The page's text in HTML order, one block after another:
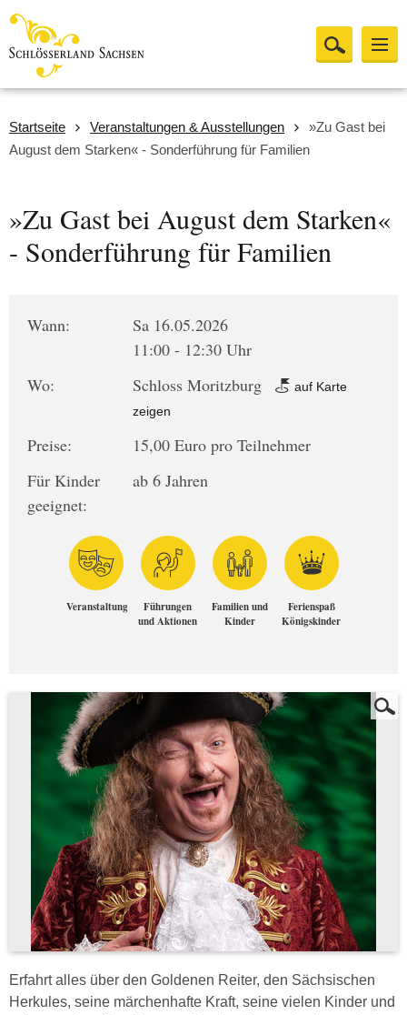
Startseite Veranstaltungen & Ausstellungen
»Zu Gast bei
August dem Starken« - Sonderführung für Familien
»Zu Gast bei August dem Starken«
- Sonderführung für Familien
Wann:
Sa 16.05.2026
11:00 - 12:30 Uhr
Wo:
Schloss Moritzburg
auf Karte
zeigen
Preise:
15,00 Euro pro Teilnehmer
Für Kinder
geeignet:
ab 6 Jahren
Veranstaltung
Führungen
und Aktionen
Familien und
Kinder
Ferienspaß
Königskinder
Erfahrt alles über den Goldenen Reiter, den Sächsischen
Herkules, seine märchenhafte Kraft, seine vielen Kinder und